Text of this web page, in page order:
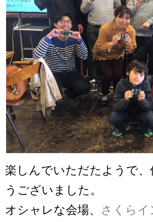
楽しんでいただたようで
うございました。
オシャレな会場、
さくら